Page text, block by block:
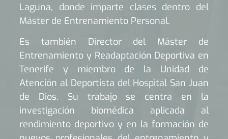
Laguna, donde imparte clases dentro del
Máster de Entrenamiento Personal.
Es también Director del Máster de
Entrenamiento y Readaptación Deportiva en
Tenerife y miembro de la Unidad de
Atención al Deportista del Hospital San Juan
de Dios. Su trabajo se centra en la
investigación biomédica aplicada al
rendimiento deportivo y en la formación de